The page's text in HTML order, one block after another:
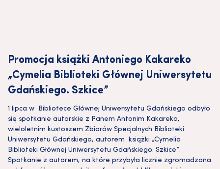
Promocja książki Antoniego Kakareko
„Cymelia Biblioteki Głównej Uniwersytetu
Gdańskiego. Szkice”
1 lipca w Bibliotece Głównej Uniwersytetu Gdańskiego odbyło
się spotkanie autorskie z Panem Antonim Kakareko,
wieloletnim kustoszem Zbiorów Specjalnych Biblioteki
Uniwersytetu Gdańskiego, autorem książki „Cymelia
Biblioteki Głównej Uniwersytetu Gdańskiego. Szkice”.
Spotkanie z autorem, na które przybyła licznie zgromadzona